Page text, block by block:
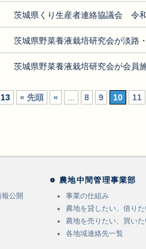
茨城県くり生産者連絡協議会 令
茨城県野菜養液栽培研究会が淡路
茨城県野菜養液栽培研究会が会員
« 先頭 « ... 8 9 10 11
公開
農地中間管理事業部
事業の仕組み
農地を貸したい、借り
農地を売りたい、買い
各地域連絡先一覧